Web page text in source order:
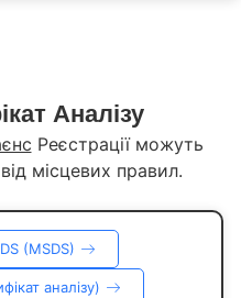
Аналізу
Реєстрації можуть
місцевих правил.
(MSDS)
аналізу)